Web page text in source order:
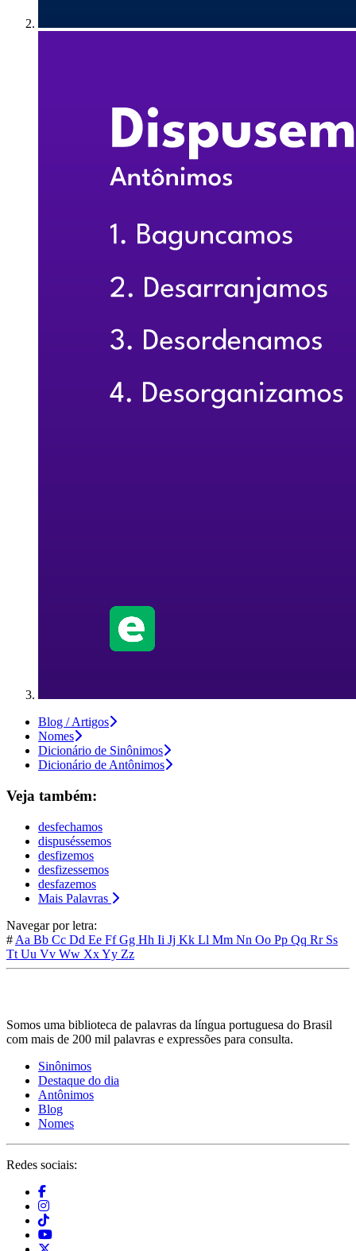
Blog / Artigos
Nomes
Dicionário de Sinônimos
Dicionário de Antônimos
Veja também:
desfechamos
dispuséssemos
desfizemos
desfizessemos
desfazemos
Mais Palavras
Navegar por letra:
# Aa Bb Cc Dd Ee FfGg Hh Ii Jj Kk Ll Mm Nn Oo Pp Qq Rr Ss
Tt Uu Vv Ww XxYy Zz
Somos uma biblioteca de palavras da língua portuguesa do Brasil
com mais de 200 mil palavras e expressões para consulta.
Sinônimos
Destaque do dia
Antônimos
Blog
Nomes
Redes sociais: